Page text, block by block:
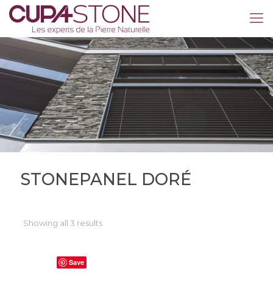
STONEPANEL DORÉ
Showing all 3 results
Save